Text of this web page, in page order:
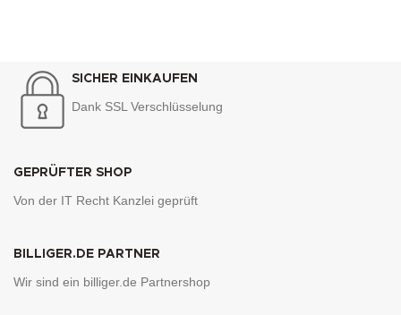
SICHER EINKAUFEN
Dank SSL Verschlüsselung
GEPRÜFTER SHOP
Von der IT Recht Kanzlei geprüft
BILLIGER.DE PARTNER
Wir sind ein billiger.de Partnershop